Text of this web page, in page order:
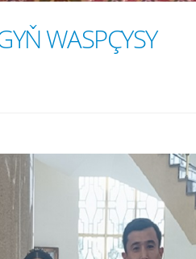
WASPÇYSY